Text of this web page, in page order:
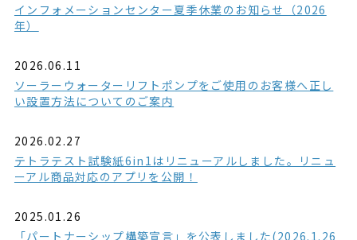
インフォメーションセンター夏季休業のお知らせ（2026
年）
2026.06.11
ソーラーウォーターリフトポンプをご使用のお客様へ正し
い設置方法についてのご案内
2026.02.27
テトラテスト試験紙6in1はリニューアルしました。リニュ
ーアル商品対応のアプリを公開！
2025.01.26
「パートナーシップ構築宣言」を公表しました(2026.1.26